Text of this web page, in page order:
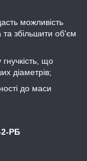
можливість
та збільшити об'єм
що
діаметрів;
до маси
2-РБ